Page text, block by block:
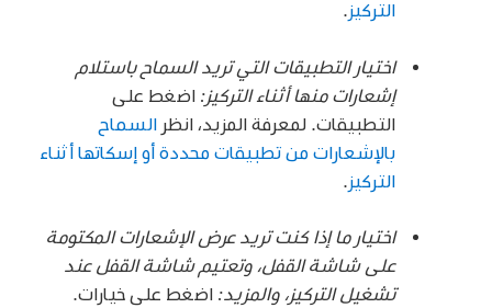
التركيز
اختيار التطبيقات التي تريد السماح باستلام
إشعارات منها أثناء التركيز: اضغط على
التطبيقات. لمعرفة المزيد، انظرالسماح
بالإشعارات من تطبيقات محددة أو إسكاتها أثناء
التركيز
اختيار ما إذا كنت تريد عرض الإشعارات المكتومة
على شاشة القفل، وتعتيم شاشة القفل عند
تشغيل التركيز، والمزيد: اضغط على خيارات.